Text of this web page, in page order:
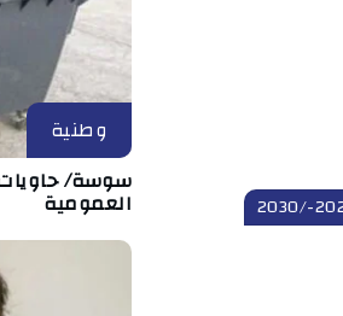
وطنية
سوسة/ حاويات
العمومية